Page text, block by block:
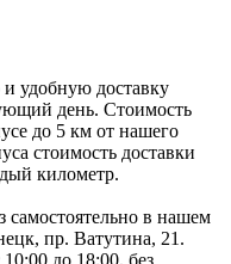
удобную доставку
день. Стоимость
до 5 км от нашего
стоимость доставки
километр.
самостоятельно в нашем
пр. Ватутина, 21.